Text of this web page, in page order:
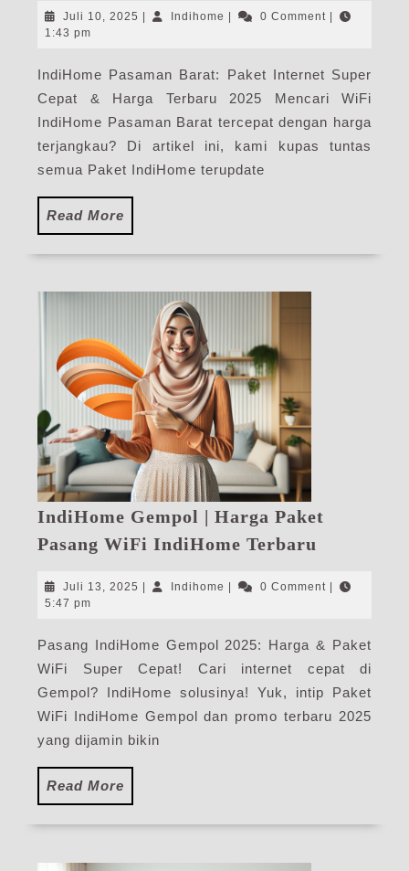
Juli 10, 2025 Juli
Indihome Indihome0 Comment
1:43 pm
IndiHome Pasaman Barat: Paket Internet Super
Cepat & Harga Terbaru 2025 Mencari WiFi
IndiHome Pasaman Barat tercepat dengan harga
terjangkau? Di artikel ini, kami kupas tuntas
semua Paket IndiHome terupdate
Read More
More
IndiHome Gempol | Harga Paket
Pasang WiFi IndiHome Terbaru
|
Pasang
WiFi
IndiHome
Terbaru
Juli 13, 2025 Juli
Indihome Indihome0 Comment
5:47 pm
Pasang IndiHome Gempol 2025: Harga & Paket
WiFi Super Cepat! Cari internet cepat di
Gempol? IndiHome solusinya! Yuk, intip Paket
WiFi IndiHome Gempol dan promo terbaru 2025
yang dijamin bikin
Read More
More